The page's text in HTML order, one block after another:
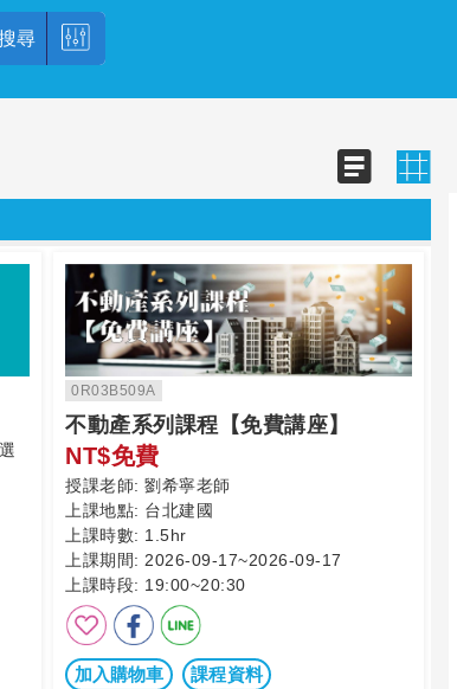
尋
0R03B509A
不動產系列課程【免費講座】
NT$免費
授課老師: 劉希寧老師
上課地點: 台北建國
上課時數: 1.5hr
上課期間: 2026-09-17~2026-09-17
上課時段: 19:00~20:30
加入購物車 課程資料